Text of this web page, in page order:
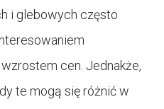
i glebowych często
cen. Jednakże,
te mogą się różnić w